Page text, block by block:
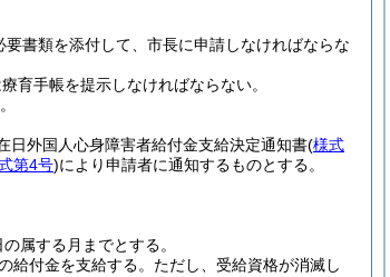
要書類を添付して、市長に申請しなければならな
育手帳を提示しなければならない。
日外国人心身障害者給付金支給決定通知書(様式
第4号)により申請者に通知するものとする。
属する月までとする。
給付金を支給する。 ただし、受給資格が消滅し